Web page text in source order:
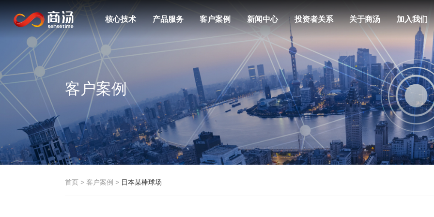
核心技术 产品服务 客户案例 新闻中心 投资者关系 关于商汤 加入我们
客户案例
首页 >客户案例 > 日本某棒球场